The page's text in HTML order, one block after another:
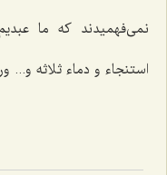
نمی‌فهمیدند که ما
استنجاء و دماء ثلاثه و...